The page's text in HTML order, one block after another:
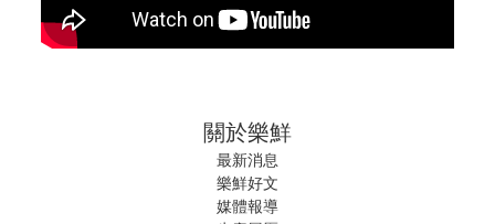
關於樂鮮
最新消息
樂鮮好文
媒體報導